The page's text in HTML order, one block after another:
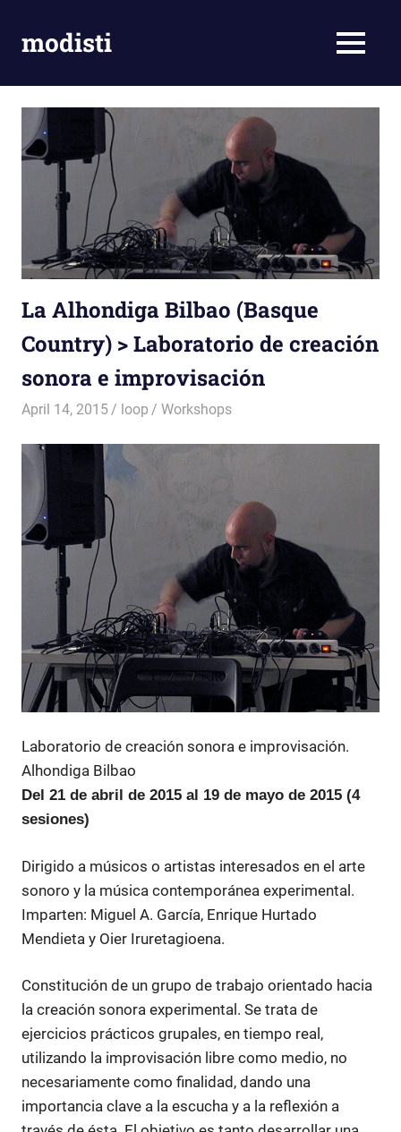
contentmodisti MENU
La Alhondiga Bilbao (Basque
Country) > Laboratorio de creación
sonora e improvisación
April 14, 2015 loop Workshops
Laboratorio de creación sonora e improvisación.
Alhondiga Bilbao
Del 21 de abril de 2015 al 19 de mayo de 2015 (4
sesiones)
Dirigido a músicos o artistas interesados en el arte
sonoro y la música contemporánea experimental.
Imparten: Miguel A. García, Enrique Hurtado
Mendieta y Oier Iruretagioena.
Constitución de un grupo de trabajo orientado hacia
la creación sonora experimental. Se trata de
ejercicios prácticos grupales, en tiempo real,
utilizando la improvisación libre como medio, no
necesariamente como finalidad, dando una
importancia clave a la escucha y a la reflexión a